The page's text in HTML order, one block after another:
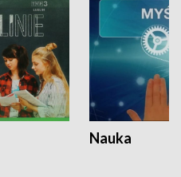
Nauka